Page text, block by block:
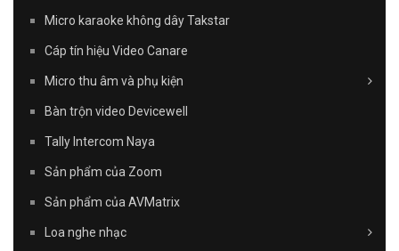
Micro karaoke không dây Takstar
Cáp tín hiệu Video Canare
Micro thu âm và phụ kiện
Bàn trộn video Devicewell
Tally Intercom Naya
Sản phẩm của Zoom
Sản phẩm của AVMatrix
Loa nghe nhạc